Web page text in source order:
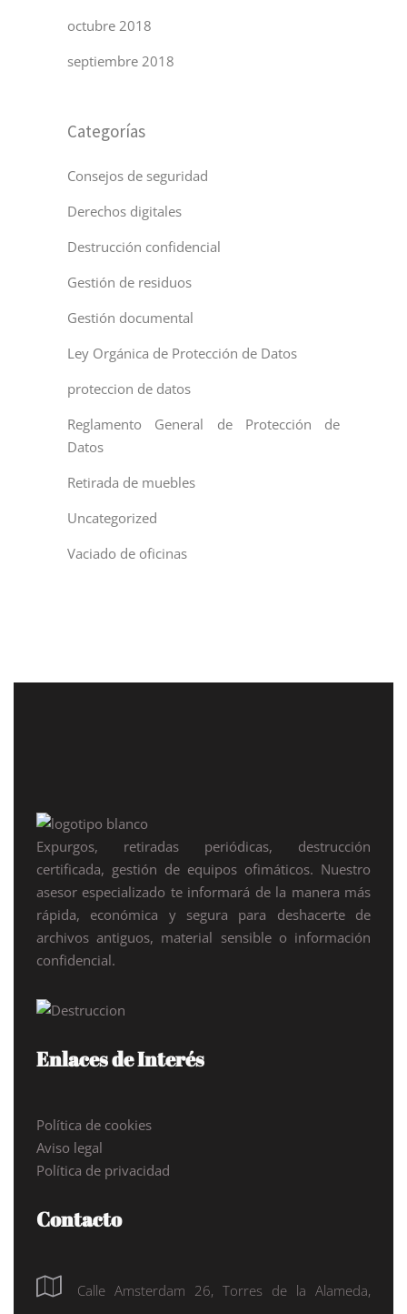
octubre 2018
septiembre 2018
Categorías
Consejos de seguridad
Derechos digitales
Destrucción confidencial
Gestión de residuos
Gestión documental
Ley Orgánica de Protección de Datos
proteccion de datos
Reglamento General de Protección de
Datos
Retirada de muebles
Uncategorized
Vaciado de oficinas
Expurgos, retiradas periódicas, destrucción
certificada, gestión de equipos ofimáticos. Nuestro
asesor especializado te informará de la manera más
rápida, económica y segura para deshacerte de
archivos antiguos, material sensible o información
confidencial.
Enlaces de Interés
Política de cookies
Aviso legal
Política de privacidad
Contacto
Calle Amsterdam 26, Torres de la Alameda,